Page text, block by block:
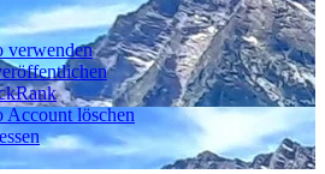
verwenden
Account löschen